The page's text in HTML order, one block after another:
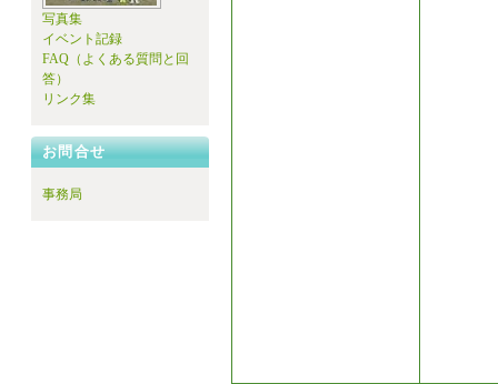
写真集
イベント記録
FAQ（よくある質問と回
答）
リンク集
お問合せ
事務局